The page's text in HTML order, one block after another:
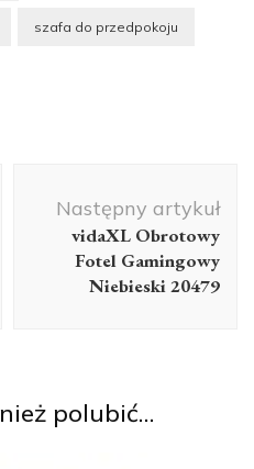
szafa do przedpokoju
Następny artykuł
vidaXL Obrotowy
Fotel Gamingowy
Niebieski 20479
polubić…